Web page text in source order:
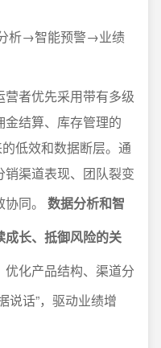
析→智能预警→业绩
者优先采用带有多级
结算、库存管理的
低效和数据断层。通
渠道表现、团队裂变
同。 数据分析和智
成长、抵御风险的关
化产品结构、渠道分
说话”，驱动业绩增